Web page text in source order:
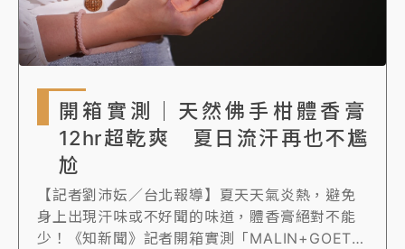
開箱實測｜天然佛手柑體香膏
12hr超乾爽 夏日流汗再也不尷
尬
【記者劉沛妘／台北報導】夏天天氣炎熱，避免
身上出現汗味或不好聞的味道，體香膏絕對不能
少！《知新聞》記者開箱實測「MALIN+GOETZ